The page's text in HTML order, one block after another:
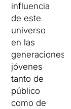
influencia
de este
universo
en las
generaciones
jóvenes
tanto de
público
como de